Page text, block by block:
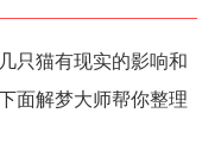
猫有现实的影响和
面解梦大师帮你整理